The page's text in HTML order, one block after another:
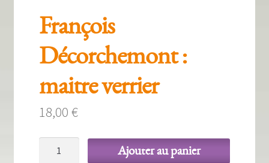
François
Décorchemont :
maitre verrier
18,00 €
Ajouter au panier